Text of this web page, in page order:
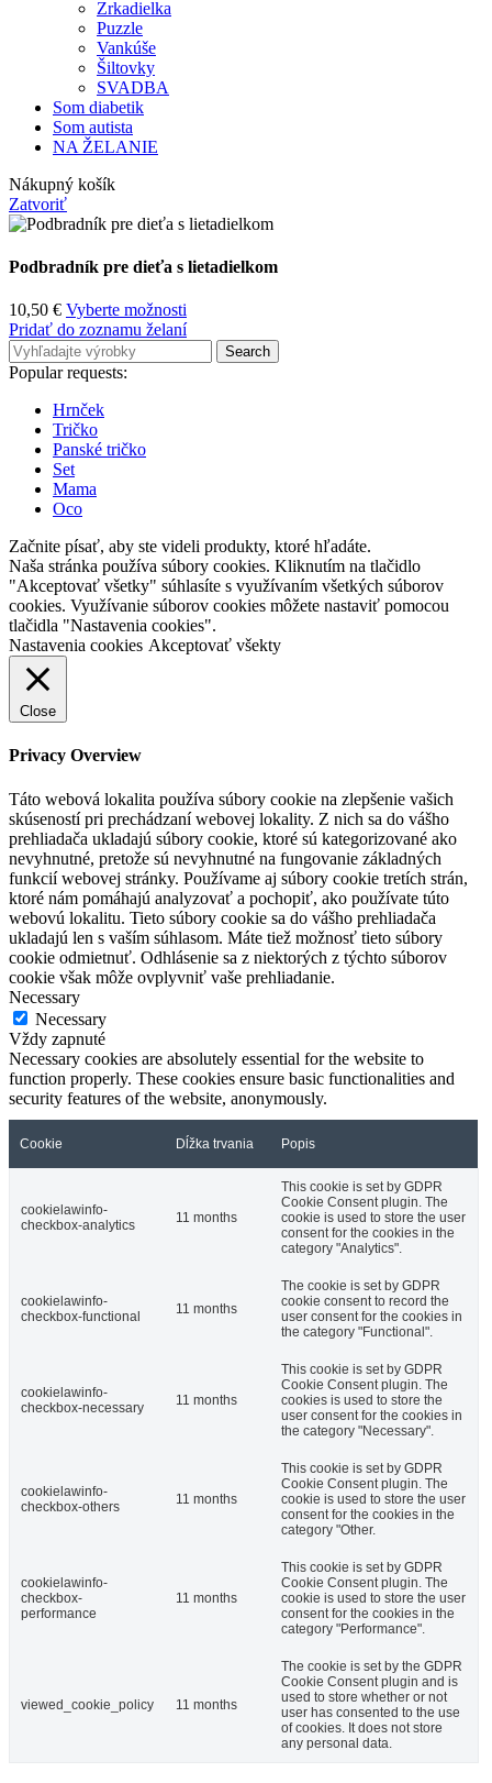
Zrkadielka
Puzzle
Vankúše
Šiltovky
SVADBA
Som diabetik
Som autista
NA ŽELANIE
Nákupný košík
Zatvoriť
Podbradník pre dieťa s lietadielkom
10,50 € Vyberte možnosti
Pridať do zoznamu želaní
Search
Popular requests:
Hrnček
Tričko
Panské tričko
Set
Mama
Oco
Začnite písať, aby ste videli produkty, ktoré hľadáte.
Naša stránka používa súbory cookies. Kliknutím na tlačidlo
"Akceptovať všetky" súhlasíte s využívaním všetkých súborov
cookies. Využívanie súborov cookies môžete nastaviť pomocou
tlačidla "Nastavenia cookies".
Nastavenia cookies Akceptovať všekty
Close
Privacy Overview
Táto webová lokalita používa súbory cookie na zlepšenie vašich
skúseností pri prechádzaní webovej lokality. Z nich sa do vášho
prehliadača ukladajú súbory cookie, ktoré sú kategorizované ako
nevyhnutné, pretože sú nevyhnutné na fungovanie základných
funkcií webovej stránky. Používame aj súbory cookie tretích strán,
ktoré nám pomáhajú analyzovať a pochopiť, ako používate túto
webovú lokalitu. Tieto súbory cookie sa do vášho prehliadača
ukladajú len s vaším súhlasom. Máte tiež možnosť tieto súbory
cookie odmietnuť. Odhlásenie sa z niektorých z týchto súborov
cookie však môže ovplyvniť vaše prehliadanie.
Necessary
Necessary
Vždy zapnuté
Necessary cookies are absolutely essential for the website to
function properly. These cookies ensure basic functionalities and
security features of the website, anonymously.
Cookie Dĺžka trvania Popis
cookielawinfo-
checkbox-analytics
11 months
This cookie is set by GDPR
Cookie Consent plugin. The
cookie is used to store the user
consent for the cookies in the
category "Analytics".
cookielawinfo-
checkbox-functional
11 months
The cookie is set by GDPR
cookie consent to record the
user consent for the cookies in
the category "Functional".
cookielawinfo-
checkbox-necessary
11 months
This cookie is set by GDPR
Cookie Consent plugin. The
cookies is used to store the
user consent for the cookies in
the category "Necessary".
cookielawinfo-
checkbox-others
11 months
This cookie is set by GDPR
Cookie Consent plugin. The
cookie is used to store the user
consent for the cookies in the
category "Other.
cookielawinfo-
checkbox-
performance
11 months
This cookie is set by GDPR
Cookie Consent plugin. The
cookie is used to store the user
consent for the cookies in the
category "Performance".
viewed_cookie_policy 11 months
The cookie is set by the GDPR
Cookie Consent plugin and is
used to store whether or not
user has consented to the use
of cookies. It does not store
any personal data.